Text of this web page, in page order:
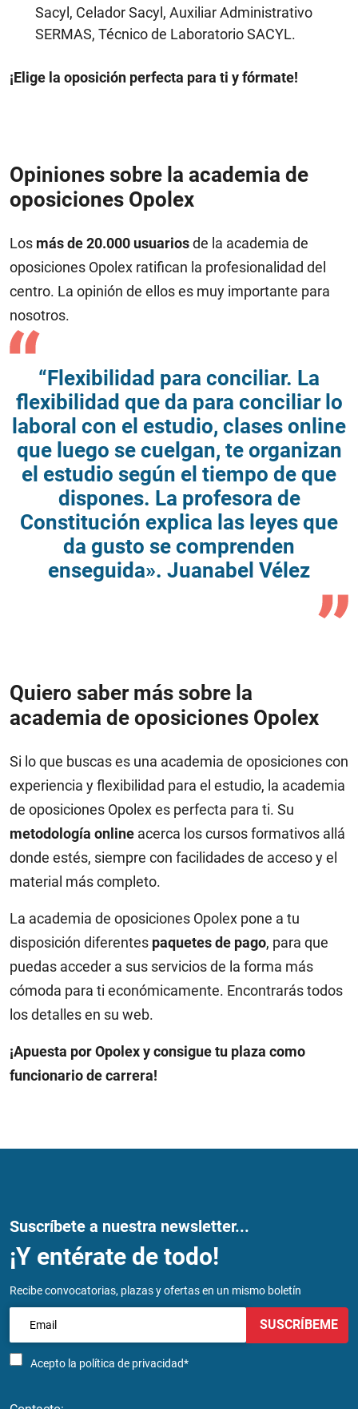
Sacyl, Celador Sacyl, Auxiliar Administrativo
SERMAS, Técnico de Laboratorio SACYL.
¡Elige la oposición perfecta para ti y fórmate!
Opiniones sobre la academia de
oposiciones Opolex
Los más de 20.000 usuariosde la academia de
oposiciones Opolex ratifican la profesionalidad del
centro. La opinión de ellos es muy importante para
nosotros.
“Flexibilidad para conciliar. La
flexibilidad que da para conciliar lo
laboral con el estudio, clases online
que luego se cuelgan, te organizan
el estudio según el tiempo de que
dispones. La profesora de
Constitución explica las leyes que
da gusto se comprenden
enseguida». Juanabel Vélez
Quiero saber más sobre la
academia de oposiciones Opolex
Si lo que buscas es una academia de oposiciones con
experiencia y flexibilidad para el estudio, la academia
de oposiciones Opolex es perfecta para ti. Su
metodología online acerca los cursos formativos allá
donde estés, siempre con facilidades de acceso y el
material más completo.
La academia de oposiciones Opolex pone a tu
disposición diferentes paquetes de pago, para que
puedas acceder a sus servicios de la forma más
cómoda para ti económicamente. Encontrarás todos
los detalles en su web.
¡Apuesta por Opolex y consigue tu plaza como
funcionario de carrera!
Suscríbete a nuestra newsletter...
¡Y entérate de todo!
Recibe convocatorias, plazas y ofertas en un mismo boletín
Acepto la política de privacidad*
SUSCRÍBEME